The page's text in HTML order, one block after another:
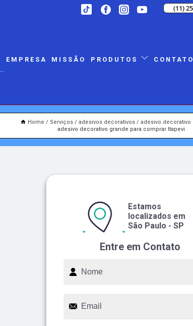
(11)
EMPRESA MISSÃO PRODUTOS CONTATO
Home Serviços adesivos decorativos
adesivo decorativo
adesivo decorativo grande para comprar Itapevi
Entre em Contato
Estamos
localizados em
São Paulo - SP